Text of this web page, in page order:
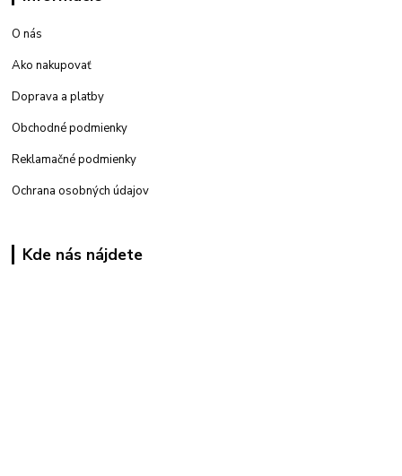
O nás
Ako nakupovať
Doprava a platby
Obchodné podmienky
Reklamačné podmienky
Ochrana osobných údajov
Kde nás nájdete